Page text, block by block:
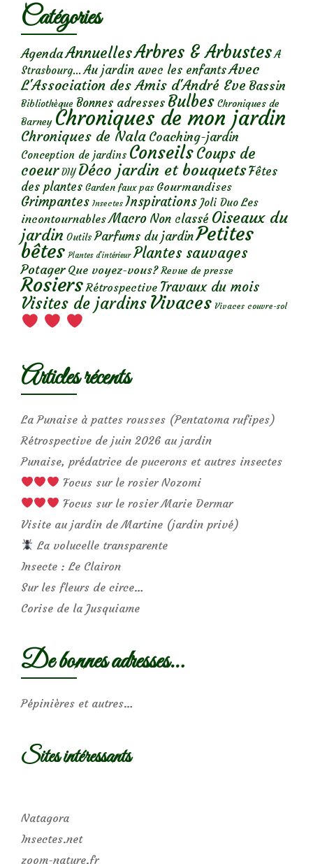
Catégories
AgendaAnnuellesArbres & Arbustes A
Strasbourg... Au jardin avec les enfantsAvec
L'Association des Amis d'André Eve Bassin
Bibliothèque Bonnes adresses Bulbes Chroniques de
Barney Chroniques de mon jardin
Chroniques de Nala Coaching-jardin
Conception de jardins ConseilsCoups de
coeur DIY Déco jardin et bouquetsFêtes
des plantes Garden faux pas Gourmandises
Grimpantes Insectes Inspirations Joli Duo Les
incontournables Macro Non classé Oiseaux du
jardin Outils Parfums du jardinPetites
bêtes Plantes d’intérieur Plantes sauvages
Potager Que voyez-vous? Revue de presse
Rosiers Rétrospective Travaux du mois
Visites de jardins Vivaces Vivaces couvre-sol
Articles récents
La Punaise à pattes rousses (Pentatoma rufipes)
Rétrospective de juin 2026 au jardin
Punaise, prédatrice de pucerons et autres insectes
Focus sur le rosier Nozomi
Focus sur le rosier Marie Dermar
Visite au jardin de Martine (jardin privé)
La volucelle transparente
Insecte : Le Clairon
Sur les fleurs de circe…
Corise de la Jusquiame
De bonnes adresses…
Pépinières et autres…
Sites intéressants
Natagora
Insectes.net
zoom-nature.fr